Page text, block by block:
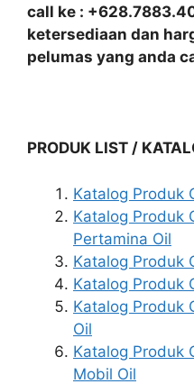
call ke :
ketersediaan dan
pelumas yang anda
PRODUK LIST /
Katalog Produk
Katalog Produk
Pertamina Oil
Katalog Produk
Katalog Produk
Katalog Produk
Oil
Katalog Produk
Mobil Oil